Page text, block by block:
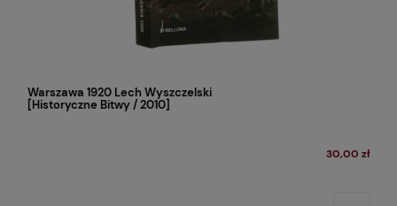
Warszawa 1920 Lech Wyszczelski
[Historyczne Bitwy / 2010]
30,00 zł